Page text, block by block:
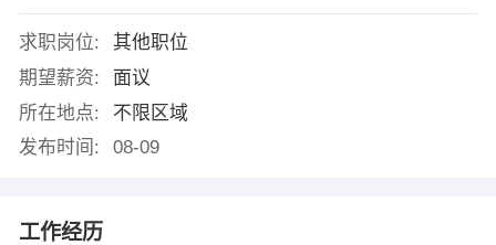
求职岗位:
其他职位
期望薪资:
面议
所在地点:
不限区域
发布时间:
08-09
工作经历